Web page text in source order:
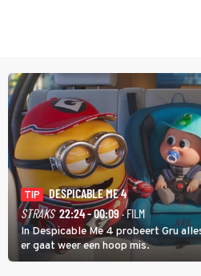
TIP
DESPICABLE ME 4
STRAKS 22:24 - 00:09· FILM
In Despicable Me 4 probeert Gru
er gaat weer een hoop mis.